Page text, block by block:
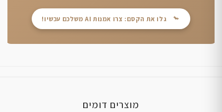
גלו את הקסם: צרו אמנות AI משלכם עכשיו!
מוצרים דומים